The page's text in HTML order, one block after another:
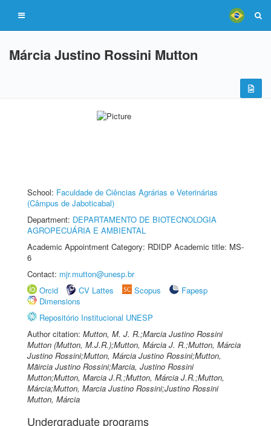
Márcia Justino Rossini Mutton
School: Faculdade de Ciências Agrárias e Veterinárias
(Câmpus de Jaboticabal)
Department: DEPARTAMENTO DE BIOTECNOLOGIA
AGROPECUÁRIA E AMBIENTAL
Academic Appointment Category: RDIDP Academic title: MS-
6
Contact: mjr.mutton@unesp.br
Orcid
CV Lattes Scopus
Fapesp
Dimensions
Repositório Institucional UNESP
Author citation: Mutton, M. J. R.;Marcia Justino Rossini
Mutton (Mutton, M.J.R.);Mutton, Márcia J. R.;Mutton, Márcia
Justino Rossini;Mutton, Márcia Justino Rossini;Mutton,
Mãircia Justino Rossini;Marcia, Justino Rossini
Mutton;Mutton, Marcia J.R.;Mutton, Márcia J.R.;Mutton,
Márcia;Mutton, Marcia Justino Rossini;Justino Rossini
Mutton, Márcia
Undergraduate programs